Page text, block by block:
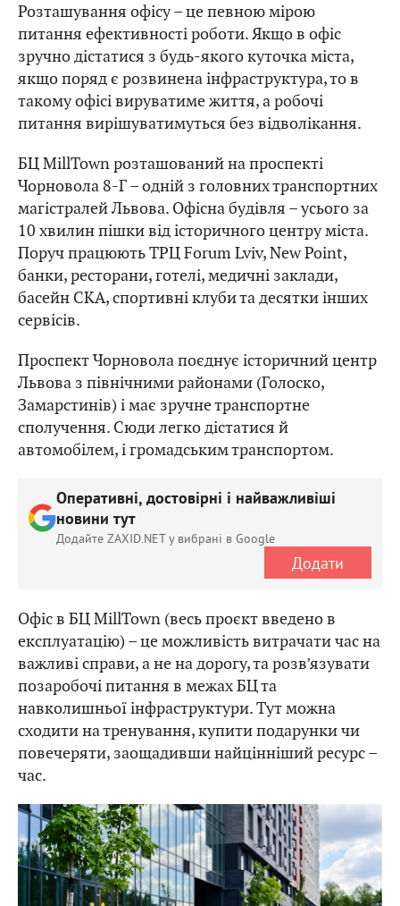
Розташування офісу – це певною мірою
питання ефективності роботи. Якщо в офіс
зручно дістатися з будь-якого куточка міста,
якщо поряд є розвинена інфраструктура, то в
такому офісі вируватиме життя, а робочі
питання вирішуватимуться без відволікання.
БЦ MillTown розташований на проспекті
Чорновола 8-Г – одній з головних транспортних
магістралей Львова. Офісна будівля – усього за
10 хвилин пішки від історичного центру міста.
Поруч працюють ТРЦ Forum Lviv, New Point,
банки, ресторани, готелі, медичні заклади,
басейн СКА, спортивні клуби та десятки інших
сервісів.
Проспект Чорновола поєднує історичний центр
Львова з північними районами (Голоско,
Замарстинів) і має зручне транспортне
сполучення. Сюди легко дістатися й
автомобілем, і громадським транспортом.
Оперативні, достовірні і найважливіші
новини тут
Додайте ZAXID.NET у вибрані в Google
Додати
Офіс в БЦ MillTown (весь проєкт введено в
експлуатацію) – це можливість витрачати час на
важливі справи, а не на дорогу, та розв’язувати
позаробочі питання в межах БЦ та
навколишньої інфраструктури. Тут можна
сходити на тренування, купити подарунки чи
повечеряти, заощадивши найцінніший ресурс –
час.